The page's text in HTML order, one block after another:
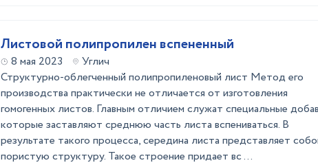
Листовой полипропилен вспененный
8 мая 2023
Углич
Структурно-облегченный полипропиленовый лист Метод его
производства практически не отличается от изготовления
гомогенных листов. Главным отличием служат специальные
которые заставляют среднюю часть листа вспениваться. В
результате такого процесса, середина листа представляет
пористую структуру. Такое строение придает вс ...